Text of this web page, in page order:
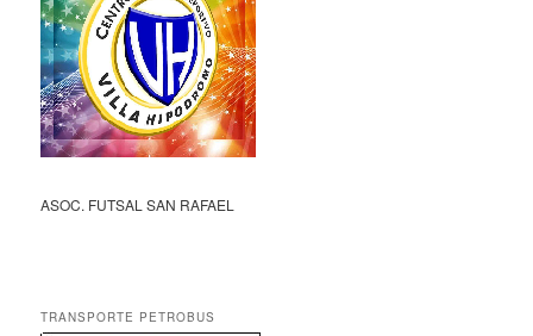
ASOC. FUTSAL SAN RAFAEL
TRANSPORTE PETROBUS